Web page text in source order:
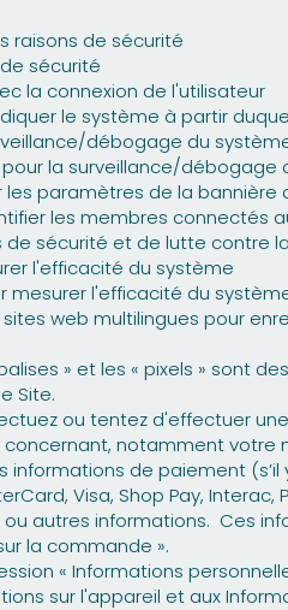
raisons de sécurité
sécurité
la connexion de l'utilisateur
le système à partir
débogage du
pour la surveillance/débogage
paramètres de la bannière
les membres connectés
de sécurité et de lutte contre
l'efficacité du système
mesurer l'efficacité du
sites web multilingues pour
balises » et les « pixels » sont
Site.
ou tentez d'effectuer
notamment votre
informations de paiement
Visa, Shop Pay,
autres informations. Ces
la commande ».
« Informations
sur l'appareil et aux